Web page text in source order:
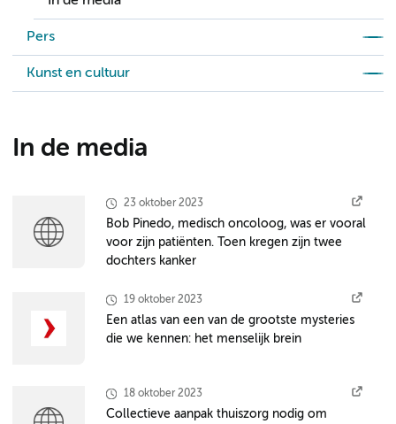
Pers
Kunst en cultuur
In de media
23 oktober 2023
Bob Pinedo, medisch oncoloog, was er vooral
voor zijn patiënten. Toen kregen zijn twee
dochters kanker
19 oktober 2023
Een atlas van een van de grootste mysteries
die we kennen: het menselijk brein
18 oktober 2023
Collectieve aanpak thuiszorg nodig om